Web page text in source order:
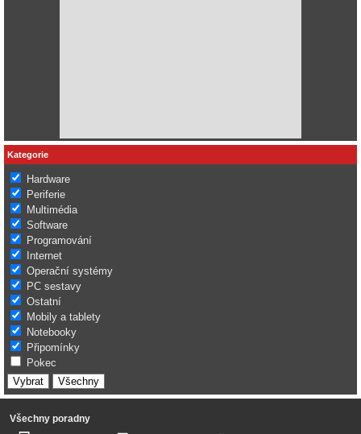
Kategorie
Hardware
Periferie
Multimédia
Software
Programování
Internet
Operační systémy
PC sestavy
Ostatní
Mobily a tablety
Notebooky
Připomínky
Pokec
Všechny poradny